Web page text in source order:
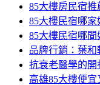
85大樓房民宿推
85大樓民宿哪家
85大樓民宿哪間
品牌行銷：葉
抗衰老醫學的
高雄85大樓便